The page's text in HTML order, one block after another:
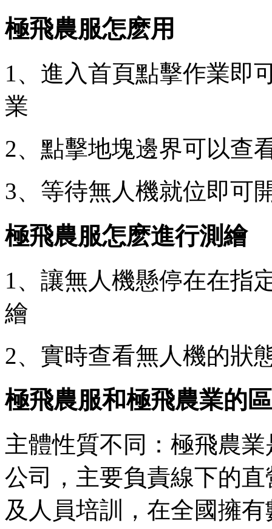
極飛農服怎麽用
1、進入首頁點擊作業即
業
2、點擊地塊邊界可以查
3、等待無人機就位即可
極飛農服怎麽進行測繪
1、讓無人機懸停在在指
繪
2、實時查看無人機的狀
極飛農服和極飛農業的
主體性質不同：極飛農
公司，主要負責線下的
及人員培訓，在全國擁